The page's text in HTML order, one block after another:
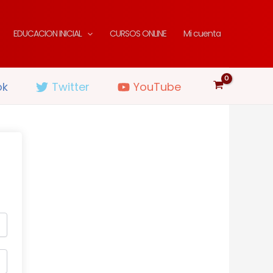
EDUCACION INICIAL CURSOS ONLINE Mi cuenta
Twitter YouTube